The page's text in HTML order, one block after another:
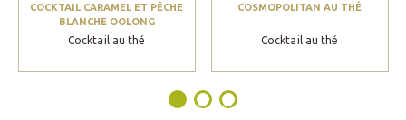
COCKTAIL CARAMEL ET PÊCHE
BLANCHE OOLONG
Cocktail au thé
COSMOPOLITAN AU THÉ
Cocktail au thé